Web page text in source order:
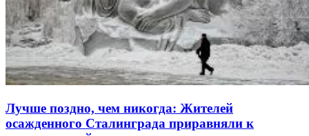
Лучше поздно, чем никогда: Жителей
осажденного Сталинграда приравняли к